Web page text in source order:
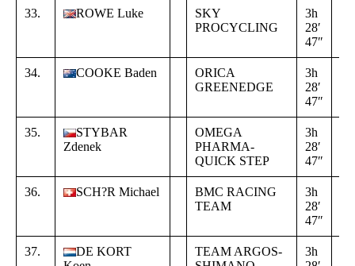
33. ROWE Luke
SKY
PROCYCLING
3h
28′
47″
34. COOKE Baden
ORICA
GREENEDGE
3h
28′
47″
35.
STYBAR
Zdenek
OMEGA
PHARMA-
QUICK STEP
3h
28′
47″
36. SCH?R Michael
BMC RACING
TEAM
3h
28′
47″
37.
DE KORT
TEAM ARGOS-
3h